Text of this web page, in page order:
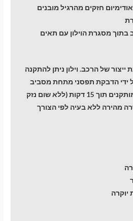
חזקים מהרגיל מובנים
מסגרת הוילון עם תאים
ייצור של הרכב. וילון ניתן להתקנה
ידי הדבקת תפסני מתחת מסביב
למסגרת החלון. וילונות מותקנים תוך 15 דקות (ללא שום נזק
מהירה ללא בעיה לפי הצורך
יוקרה